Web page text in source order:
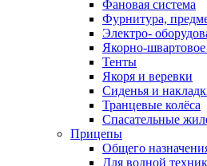
Фановая система
Фурнитура,
Электро-
Якорно-
Тенты
Якоря и веревки
Сиденья и
Транцевые колёса
Спасательные
Прицепы
Общего
Для водной